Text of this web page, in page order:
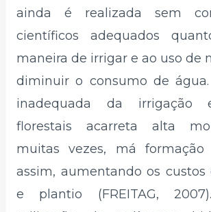
ainda é realizada sem
científicos adequados
maneira de irrigar e ao uso de
diminuir o consumo de
inadequada da irrigação
florestais acarreta alta
muitas vezes, má formação
assim, aumentando os custos
e plantio (FREITAG,